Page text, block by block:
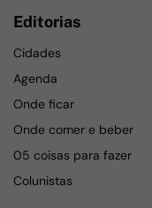
Editorias
Cidades
Agenda
Onde ficar
Onde comer e beber
05 coisas para fazer
Colunistas